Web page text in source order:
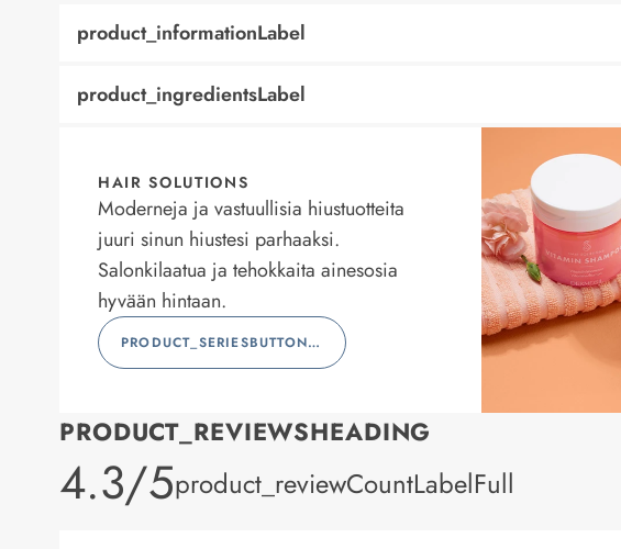
product_informationLabel
product_ingredientsLabel
HAIR SOLUTIONS
Moderneja ja vastuullisia hiustuotteita
juuri sinun hiustesi parhaaksi.
Salonkilaatua ja tehokkaita ainesosia
hyvään hintaan.
PRODUCT_SERIESBUTTONLABEL
PRODUCT_REVIEWSHEADING
product_rating
4.3/5product_reviewCountLabelFull